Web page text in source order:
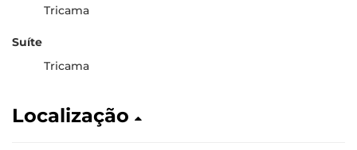
Tricama
Suíte
Tricama
Localização